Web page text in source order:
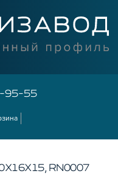
95-55
RN0007